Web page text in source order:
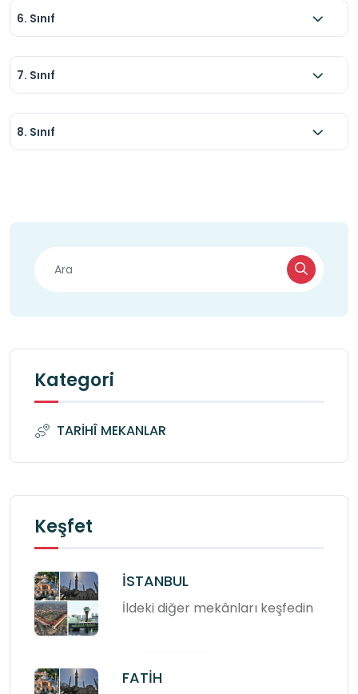
6. Sınıf
7. Sınıf
8. Sınıf
Kategori
TARİHÎ MEKANLAR
Keşfet
İSTANBUL
İldeki diğer mekânları keşfedin
FATİH